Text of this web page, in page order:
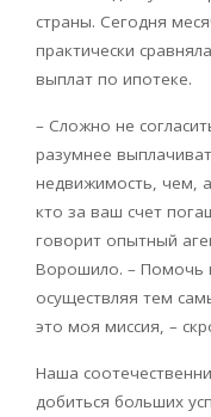
страны. Сегодня
практически
выплат по ипотеке.
– Сложно не
разумнее
недвижимость, чем,
кто за ваш счет
говорит опытный
Ворошило. – Помочь
осуществляя тем
это моя миссия, –
Наша
добиться больших